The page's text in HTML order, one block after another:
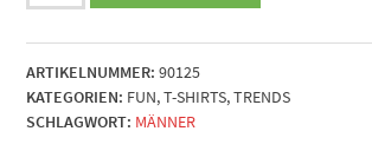
ARTIKELNUMMER: 90125
KATEGORIEN: FUN,T-SHIRTS,TRENDS
SCHLAGWORT: MÄNNER